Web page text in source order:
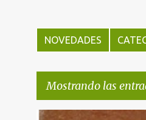
NOVEDADES
Mostrando las